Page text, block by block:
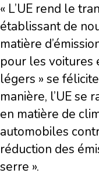
« L’UE rend le
établissant de
matière
pour les voitures
légers » se
manière, l’UE se
en matière de
automobiles
réduction des
serre ».